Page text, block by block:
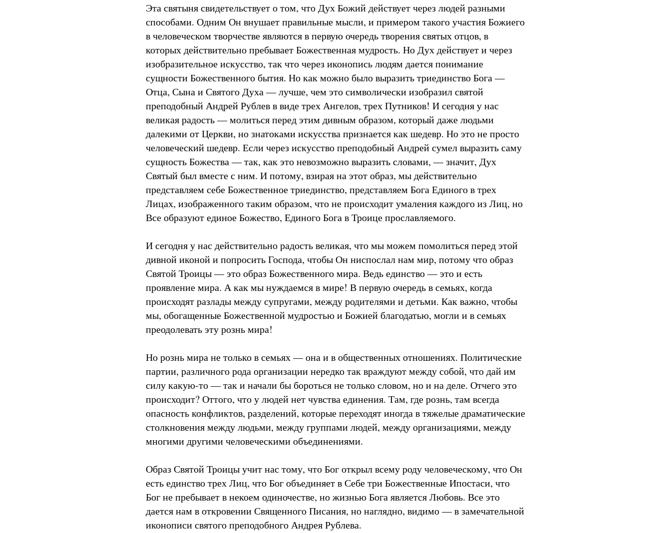
Эта святыня свидетельствует о том, что Дух Божий действует через людей разными
способами. Одним Он внушает правильные мысли, и примером такого участия Божиего
в человеческом творчестве являются в первую очередь творения святых отцов, в
которых действительно пребывает Божественная мудрость. Но Дух действует и через
изобразительное искусство, так что через иконопись людям дается понимание
сущности Божественного бытия. Но как можно было выразить триединство Бога —
Отца, Сына и Святого Духа — лучше, чем это символически изобразил святой
преподобный Андрей Рублев в виде трех Ангелов, трех Путников! И сегодня у нас
великая радость — молиться перед этим дивным образом, который даже людьми
далекими от Церкви, но знатоками искусства признается как шедевр. Но это не просто
человеческий шедевр. Если через искусство преподобный Андрей сумел выразить саму
сущность Божества — так, как это невозможно выразить словами, — значит, Дух
Святый был вместе с ним. И потому, взирая на этот образ, мы действительно
представляем себе Божественное триединство, представляем Бога Единого в трех
Лицах, изображенного таким образом, что не происходит умаления каждого из Лиц, но
Все образуют единое Божество, Единого Бога в Троице прославляемого.
И сегодня у нас действительно радость великая, что мы можем помолиться перед этой
дивной иконой и попросить Господа, чтобы Он ниспослал нам мир, потому что образ
Святой Троицы — это образ Божественного мира. Ведь единство — это и есть
проявление мира. А как мы нуждаемся в мире! В первую очередь в семьях, когда
происходят разлады между супругами, между родителями и детьми. Как важно, чтобы
мы, обогащенные Божественной мудростью и Божией благодатью, могли и в семьях
преодолевать эту рознь мира!
Но рознь мира не только в семьях — она и в общественных отношениях. Политические
партии, различного рода организации нередко так враждуют между собой, что дай им
силу какую-то — так и начали бы бороться не только словом, но и на деле. Отчего это
происходит? Оттого, что у людей нет чувства единения. Там, где рознь, там всегда
опасность конфликтов, разделений, которые переходят иногда в тяжелые драматические
столкновения между людьми, между группами людей, между организациями, между
многими другими человеческими объединениями.
Образ Святой Троицы учит нас тому, что Бог открыл всему роду человеческому, что Он
есть единство трех Лиц, что Бог объединяет в Себе три Божественные Ипостаси, что
Бог не пребывает в некоем одиночестве, но жизнью Бога является Любовь. Все это
дается нам в откровении Священного Писания, но наглядно, видимо — в замечательной
иконописи святого преподобного Андрея Рублева.